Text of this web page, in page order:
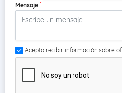
Mensaje *
Acepto recibir información sobre